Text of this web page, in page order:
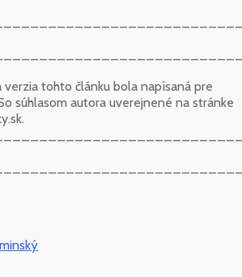
verzia tohto článku bola napísaná pre
súhlasom autora uverejnené na stránke